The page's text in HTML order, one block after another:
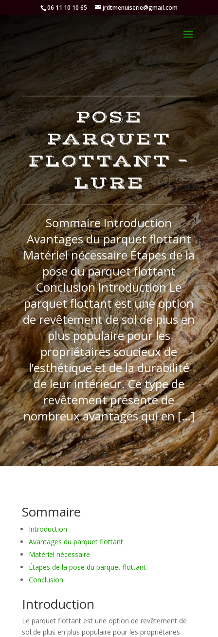
06 11 10 10 65 jrdtmenuiserie@gmail.com
POSE
PARQUET
FLOTTANT –
LURE
Sommaire Introduction
Avantages du parquet flottant
Matériel nécessaire Étapes de la
pose du parquet flottant
Conclusion Introduction Le
parquet flottant est une option
de revêtement de sol de plus en
plus populaire pour les
propriétaires soucieux de
l’esthétique et de la durabilité
de leur intérieur. Ce type de
revêtement présente de
nombreux avantages qui en […]
Sommaire
Introduction
Avantages du parquet flottant
Matériel nécessaire
Étapes de la pose du parquet flottant
Conclusion
Introduction
Le parquet flottant est une option de revêtement de
sol de plus en plus populaire pour les propriétaires